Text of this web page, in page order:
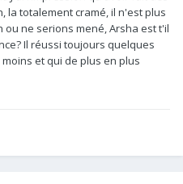
totalement cramé, il n'est plus
ou ne serions mené, Arsha est t'il
Il réussi toujours quelques
et qui de plus en plus